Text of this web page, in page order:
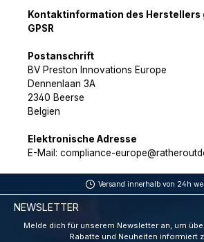
Kontaktinformation des Herstellers
GPSR
Postanschrift
BV Preston Innovations Europe
Dennenlaan 3A
2340 Beerse
Belgien
Elektronische Adresse
E-Mail: compliance-
Versand innerhalb von 24h
NEWSLETTER
Melde dich für unserem Newsletter an, um
Rabatte und Neuheiten informiert